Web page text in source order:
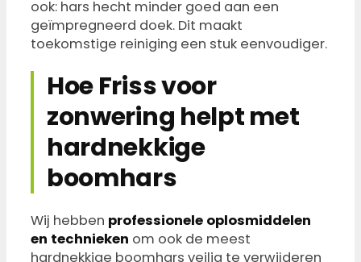
ook: hars hecht minder goed aan een
geïmpregneerd doek. Dit maakt
toekomstige reiniging een stuk eenvoudiger.
Hoe Friss voor
zonwering helpt met
hardnekkige
boomhars
Wij hebben professionele oplosmiddelen
en technieken om ook de meest
hardnekkige boomhars veilig te verwijderen